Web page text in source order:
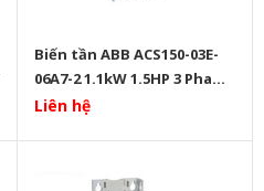
Biến tần ABB ACS150-03E-
06A7-2 1.1kW 1.5HP 3 Pha
220V
Liên hệ